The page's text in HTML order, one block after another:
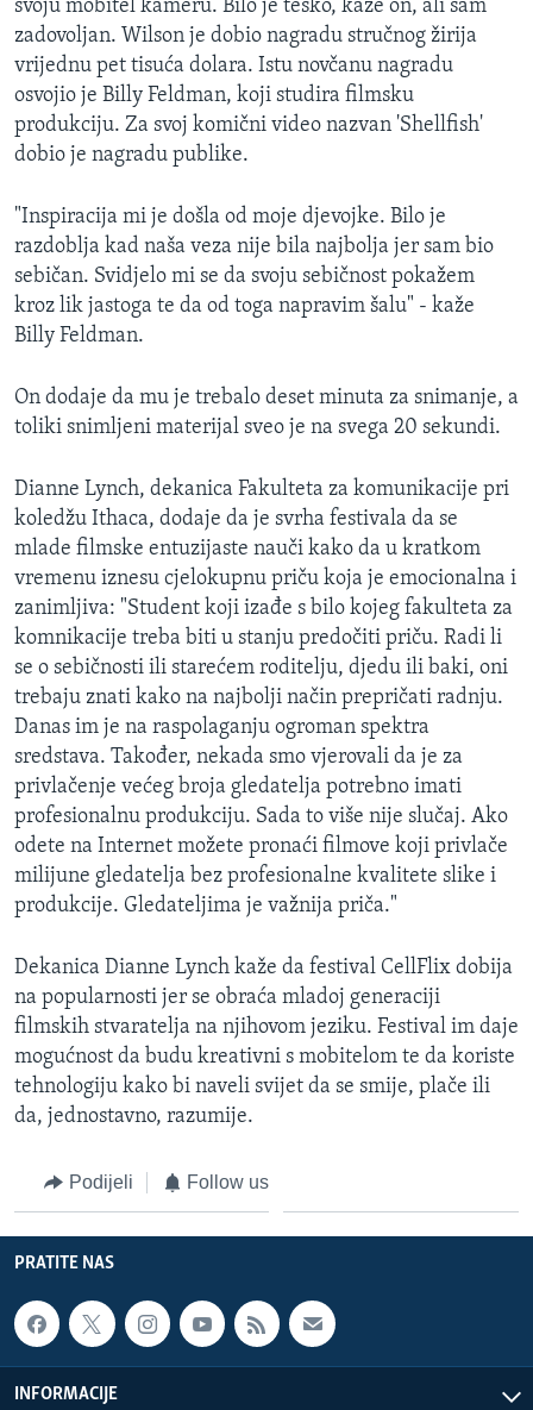
svoju mobitel kameru. Bilo je teško, kaže on, ali sam
zadovoljan. Wilson je dobio nagradu stručnog žirija
vrijednu pet tisuća dolara. Istu novčanu nagradu
osvojio je Billy Feldman, koji studira filmsku
produkciju. Za svoj komični video nazvan 'Shellfish'
dobio je nagradu publike.
"Inspiracija mi je došla od moje djevojke. Bilo je
razdoblja kad naša veza nije bila najbolja jer sam bio
sebičan. Svidjelo mi se da svoju sebičnost pokažem
kroz lik jastoga te da od toga napravim šalu" - kaže
Billy Feldman.
On dodaje da mu je trebalo deset minuta za snimanje, a
toliki snimljeni materijal sveo je na svega 20 sekundi.
Dianne Lynch, dekanica Fakulteta za komunikacije pri
koledžu Ithaca, dodaje da je svrha festivala da se
mlade filmske entuzijaste nauči kako da u kratkom
vremenu iznesu cjelokupnu priču koja je emocionalna i
zanimljiva: "Student koji izađe s bilo kojeg fakulteta za
komnikacije treba biti u stanju predočiti priču. Radi li
se o sebičnosti ili starećem roditelju, djedu ili baki, oni
trebaju znati kako na najbolji način prepričati radnju.
Danas im je na raspolaganju ogroman spektra
sredstava. Također, nekada smo vjerovali da je za
privlačenje većeg broja gledatelja potrebno imati
profesionalnu produkciju. Sada to više nije slučaj. Ako
odete na Internet možete pronaći filmove koji privlače
milijune gledatelja bez profesionalne kvalitete slike i
produkcije. Gledateljima je važnija priča."
Dekanica Dianne Lynch kaže da festival CellFlix dobija
na popularnosti jer se obraća mladoj generaciji
filmskih stvaratelja na njihovom jeziku. Festival im daje
mogućnost da budu kreativni s mobitelom te da koriste
tehnologiju kako bi naveli svijet da se smije, plače ili
da, jednostavno, razumije.
Podijeli Follow us
PRATITE NAS
INFORMACIJE